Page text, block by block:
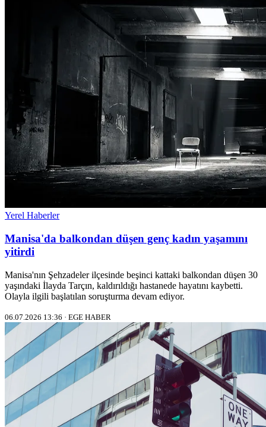
Yerel Haberler
Manisa'da balkondan düşen genç kadın yaşamını
yitirdi
Manisa'nın Şehzadeler ilçesinde beşinci kattaki balkondan düşen 30
yaşındaki İlayda Tarçın, kaldırıldığı hastanede hayatını kaybetti.
Olayla ilgili başlatılan soruşturma devam ediyor.
06.07.2026 13:36 · EGE HABER